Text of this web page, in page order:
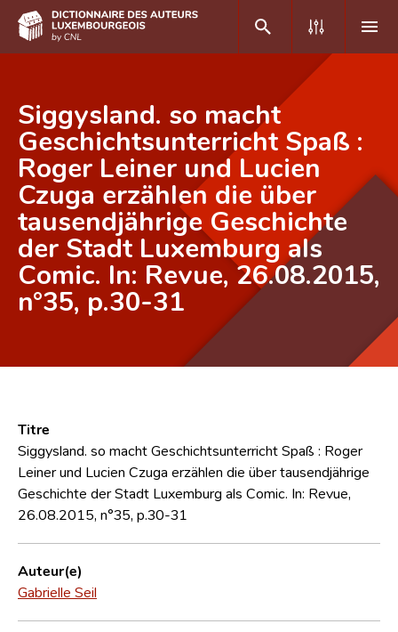
DE FR
Accueil
Auteur(e)s A-Z
Recherche avancée
Foire aux questions
CNL
Siggysland. so macht
Geschichtsunterricht Spaß :
Roger Leiner und Lucien
Czuga erzählen die über
tausendjährige Geschichte
der Stadt Luxemburg als
Comic. In: Revue, 26.08.2015,
n°35, p.30-31
Titre
Siggysland. so macht Geschichtsunterricht Spaß : Roger
Leiner und Lucien Czuga erzählen die über tausendjährige
Geschichte der Stadt Luxemburg als Comic. In: Revue,
26.08.2015, n°35, p.30-31
Auteur(e)
Gabrielle Seil